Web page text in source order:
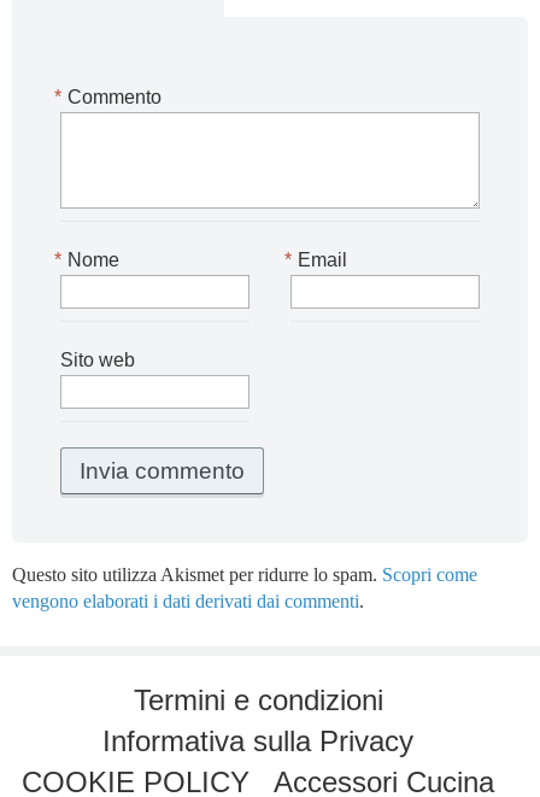
Commento
*
Nome
* Email
*
Sito web
Questo sito utilizza Akismet per ridurre lo spam. Scopri come
vengono elaborati i dati derivati dai commenti.
Termini e condizioni
Informativa sulla Privacy
COOKIE POLICY
Accessori Cucina